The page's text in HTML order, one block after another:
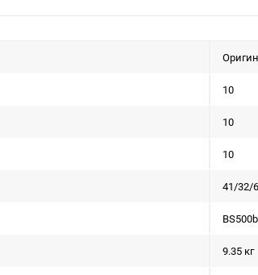
10
10
10
41/32/6
9.35 кг